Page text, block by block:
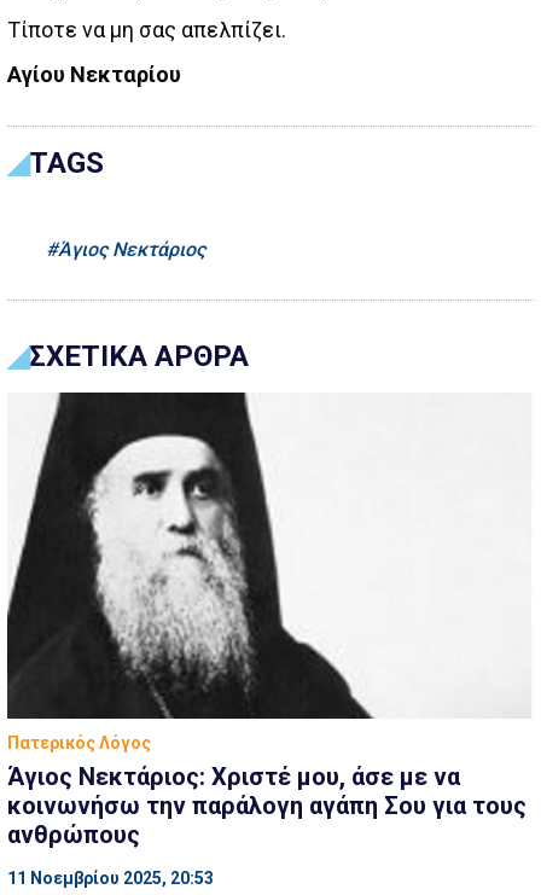
Τίποτε να μη σας απελπίζει.
Αγίου Νεκταρίου
TAGS
Άγιος Νεκτάριος
ΣΧΕΤΙΚΑ ΑΡΘΡΑ
Πατερικός Λόγος
Άγιος Νεκτάριος: Χριστέ μου, άσε με να
κοινωνήσω την παράλογη αγάπη Σου για τους
ανθρώπους
11 Νοεμβρίου 2025, 20:53